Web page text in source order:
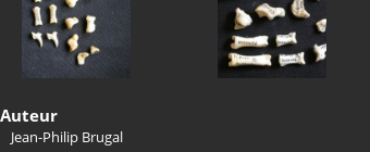
Auteur
Jean-Philip Brugal